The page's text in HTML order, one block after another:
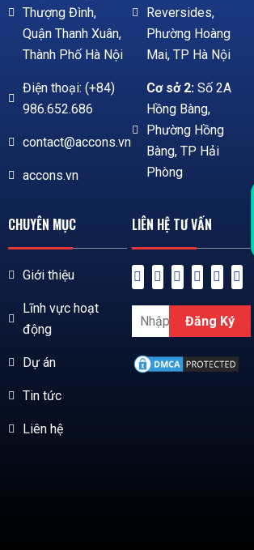
Thượng Đình,
Quận Thanh Xuân,
Thành Phố Hà Nội
Điện thoại: (+84)
986.652.686
contact@accons.vn
accons.vn
Reversides,
Phường Hoàng
Mai, TP Hà Nội
Cơ sở 2: Số 2A
Hồng Bàng,
Phường Hồng
Bàng, TP Hải
Phòng
CHUYÊN MỤC
Giới thiệu
Lĩnh vực hoạt
động
Dự án
Tin tức
Liên hệ
LIÊN HỆ TƯ VẤN
Đăng Ký